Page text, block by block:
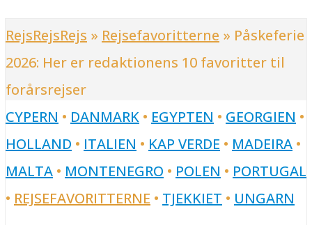
RejsRejsRejs » Rejsefavoritterne » Påskeferie
2026: Her er redaktionens 10 favoritter til
forårsrejser
CYPERN • DANMARK • EGYPTEN • GEORGIEN •
HOLLAND • ITALIEN • KAP VERDE • MADEIRA •
MALTA • MONTENEGRO • POLEN • PORTUGAL
• REJSEFAVORITTERNE • TJEKKIET • UNGARN